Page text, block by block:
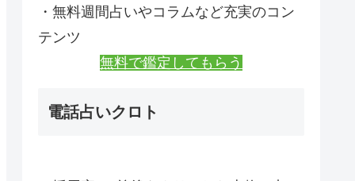
・無料週間占いやコラムなど充実のコン
テンツ
無料で鑑定してもらう
電話占いクロト